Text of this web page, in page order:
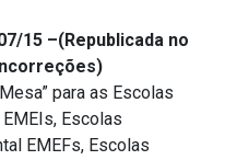
15 –(Republicada no
para as Escolas
Escolas
EMEFs, Escolas